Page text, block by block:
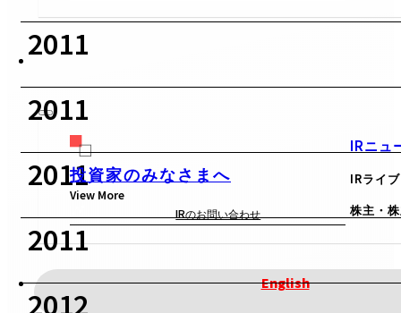
投資家のみなさまへ
View More
IRのお問い合わせ
IRニュ
IRライ
株主・
English
2011
2011
2011
2011
2012